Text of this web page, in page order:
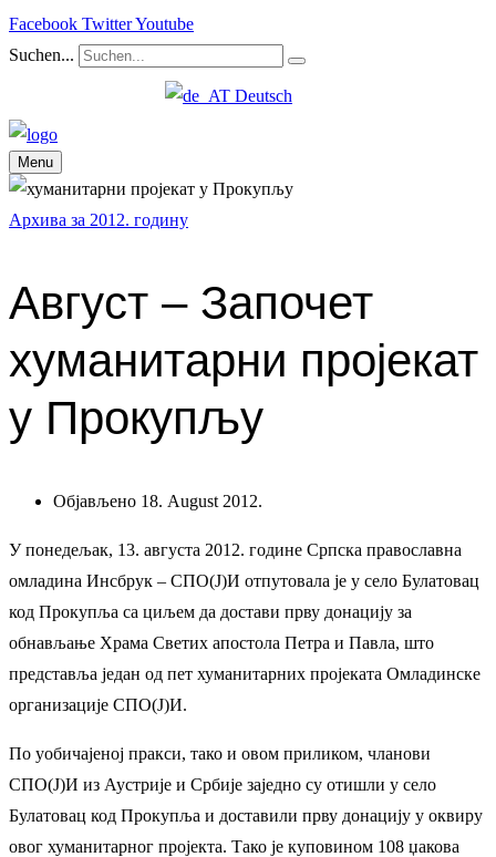
Facebook TwitterYoutube
Suchen...
Deutsch
Menu
Архива за 2012. годину
Август – Започет
хуманитарни пројекат
у Прокупљу
Објављено 18. August 2012.
У понедељак, 13. августа 2012. године Српска православна
омладина Инсбрук – СПО(Ј)И отпутовала је у село Булатовац
код Прокупља са циљем да достави прву донацију за
обнављање Храма Светих апостола Петра и Павла, што
представља један од пет хуманитарних пројеката Омладинске
организације СПО(Ј)И.
По уобичајеној пракси, тако и овом приликом, чланови
СПО(Ј)И из Аустрије и Србије заједно су отишли у село
Булатовац код Прокупља и доставили прву донацију у оквиру
овог хуманитарног пројекта. Тако је куповином 108 џакова